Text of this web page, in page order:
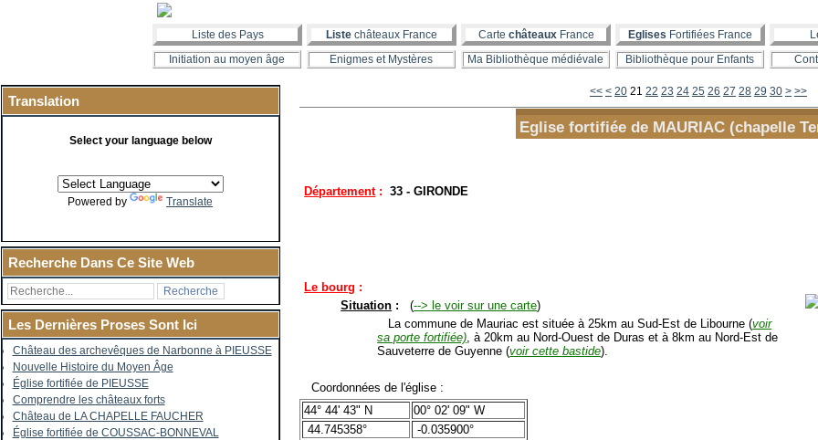
Liste des Pays Liste châteaux France Carte châteauxFrance Eglises Fortifiées France
Initiation au moyen âge
Enigmes et Mystères Ma Bibliothèque médiévale Bibliothèque pour Enfants
Translation
Select your language below
Powered by Translate
Recherche Dans Ce Site Web
Les Dernières Proses Sont Ici
Château des archevêques de Narbonne à PIEUSSE
Nouvelle Histoire du Moyen Âge
Église fortifiée de PIEUSSE
Comprendre les châteaux forts
Château de LA CHAPELLE FAUCHER
Église fortifiée de COUSSAC-BONNEVAL
<< < 10
20 21 22 23 24 25 26 27 28 29 30 40
50
60
70
80
90
100
> >>
Eglise fortifiée de MAURIAC (chapelle
Département: 33 - GIRONDE
Le bourg :
Situation : (--> le voir sur une carte)
La commune de Mauriac est située à 25km au Sud-Est de Libourne (voir
sa porte fortifiée) , à 20km au Nord-Ouest de Duras et à 8km au Nord-Est de
Sauveterre de Guyenne (voir cette bastide).
Coordonnées de l'église :
44° 44' 43" N
00° 02' 09" W
44.745358°
-0.035900°